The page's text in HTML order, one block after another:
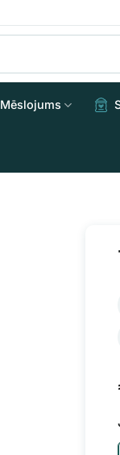
Mēslojums